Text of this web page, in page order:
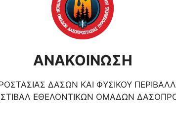
ΑΝΑΚΟΙΝΩΣΗ
ΔΑΣΩΝ ΚΑΙ ΦΥΣΙΚΟΥ
ΕΘΕΛΟΝΤΙΚΩΝ ΟΜΑΔΩΝ